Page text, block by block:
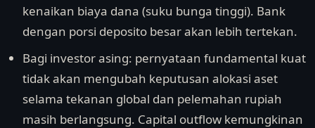
kenaikan biaya dana (suku bunga tinggi). Bank
dengan porsi deposito besar akan lebih tertekan.
Bagi investor asing: pernyataan fundamental kuat
tidak akan mengubah keputusan alokasi aset
selama tekanan global dan pelemahan rupiah
masih berlangsung. Capital outflow kemungkinan